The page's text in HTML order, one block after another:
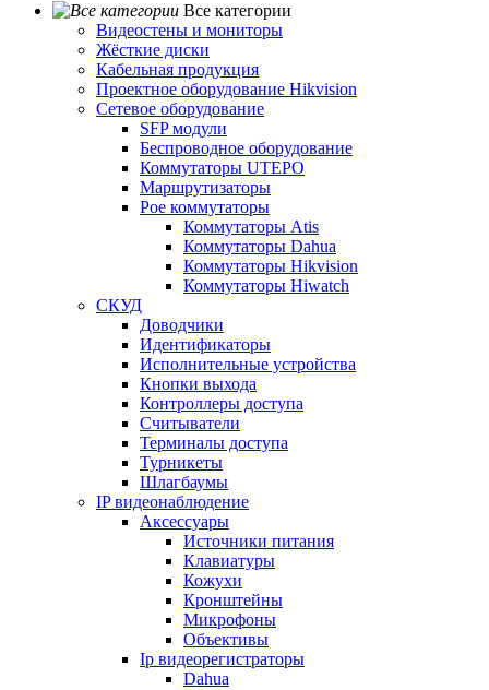
Все категории
Видеостены и мониторы
Жёсткие диски
Кабельная продукция
Проектное оборудование Hikvision
Сетевое оборудование
SFP модули
Беспроводное оборудование
Коммутаторы UTEPO
Маршрутизаторы
Poe коммутаторы
Коммутаторы Atis
Коммутаторы Dahua
Коммутаторы Hikvision
Коммутаторы Hiwatch
СКУД
Доводчики
Идентификаторы
Исполнительные устройства
Кнопки выхода
Контроллеры доступа
Считыватели
Терминалы доступа
Турникеты
Шлагбаумы
IP видеонаблюдение
Аксессуары
Источники питания
Клавиатуры
Кожухи
Кронштейны
Микрофоны
Объективы
Ip видеорегистраторы
Dahua